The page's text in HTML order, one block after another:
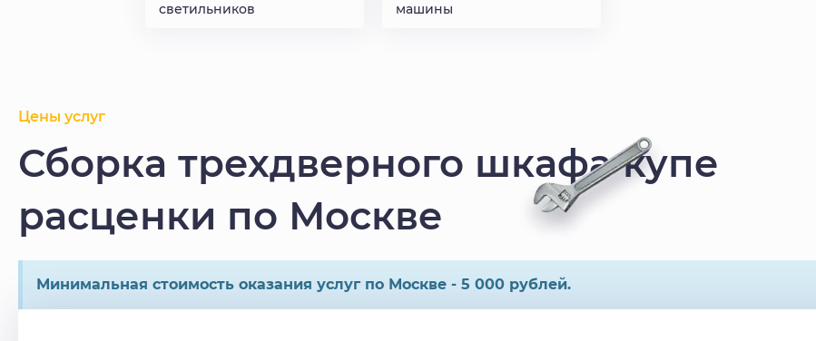
светильников
машины
Цены услуг
Сборка трехдверного шкафа купе
расценки по Москве
Минимальная стоимость оказания услуг по Москве - 5 000 рублей.